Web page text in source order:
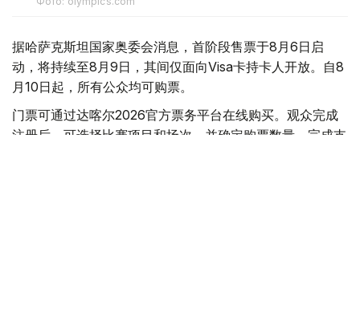
据哈萨克斯坦国家奥委会消息，首阶段售票于8月6日启
动，将持续至8月9日，其间仅面向Visa卡持卡人开放。自8
月10日起，所有公众均可购票。
门票可通过达喀尔2026官方票务平台在线购买。观众完成
注册后，可选择比赛项目和场次，并确定购票数量、完成支